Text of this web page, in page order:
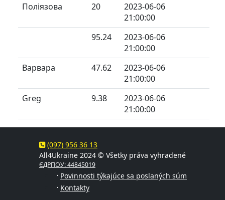
Поліязова
20
2023-06-06
21:00:00
95.24
2023-06-06
21:00:00
Варвара
47.62
2023-06-06
21:00:00
Greg
9.38
2023-06-06
21:00:00
(097) 956 36 13
All4Ukraine 2024 © Všetky práva vyhradené
ЄДРПОУ: 44845019
· Povinnosti týkajúce sa poslaných súm
· Kontakty